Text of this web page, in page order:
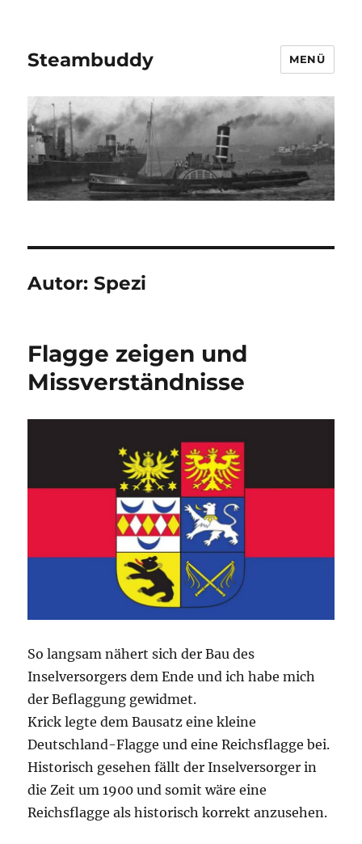
Steambuddy MENÜ
Autor:Spezi
Flagge zeigen und
Missverständnisse
So langsam nähert sich der Bau des
Inselversorgers dem Ende und ich habe mich
der Beflaggung gewidmet.
Krick legte dem Bausatz eine kleine
Deutschland-Flagge und eine Reichsflagge bei.
Historisch gesehen fällt der Inselversorger in
die Zeit um 1900 und somit wäre eine
Reichsflagge als historisch korrekt anzusehen.